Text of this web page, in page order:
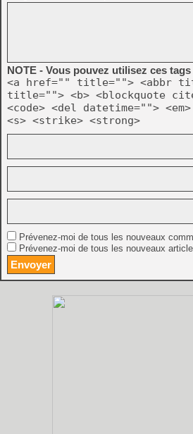
NOTE - Vous pouvez utilisez ces
<a href="" title=""> <abbr
title=""> <b> <blockquote
<code> <del datetime="">
<s> <strike> <strong>
Prévenez-moi de tous les nouveaux
Prévenez-moi de tous les nouveaux